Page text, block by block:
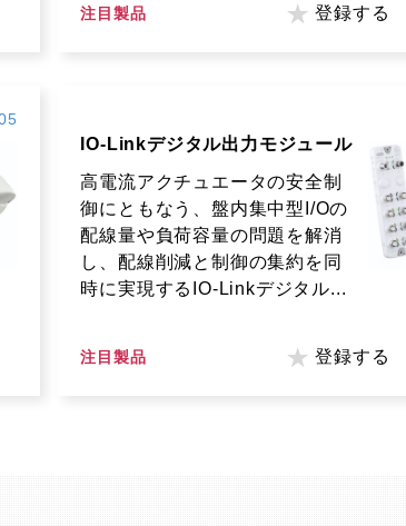
注目製品 登録する
IO-Linkデジタル出力モジュール
高電流アクチュエータの安全制
御にともなう、盤内集中型I/Oの
配線量や負荷容量の問題を解消
し、配線削減と制御の集約を同
時に実現するIO-Linkデジタル...
注目製品 登録する